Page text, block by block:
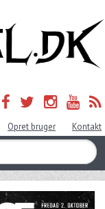
Opret bruger Kontakt